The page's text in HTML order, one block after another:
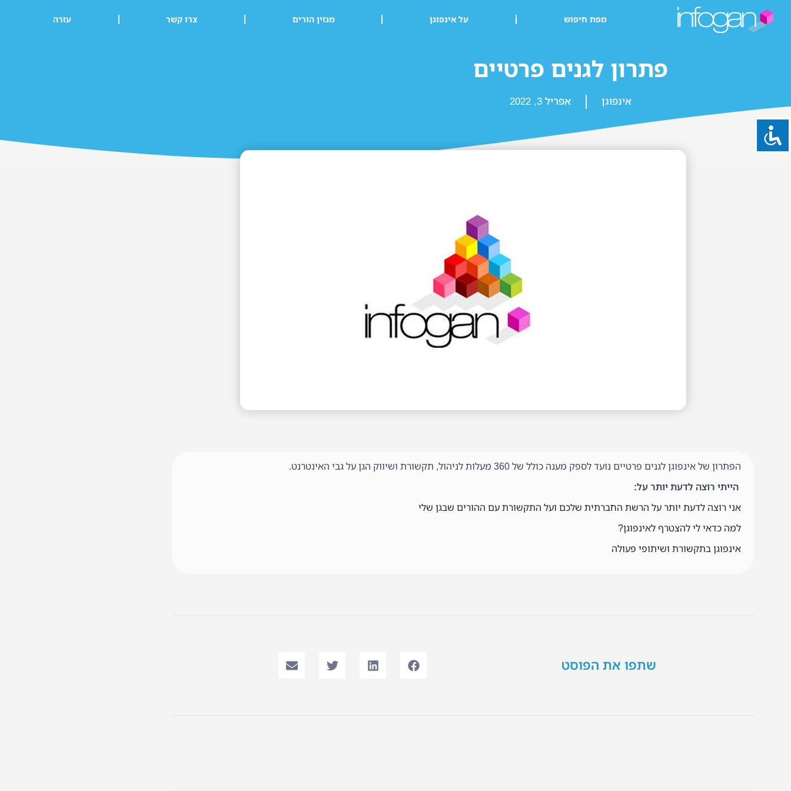
מפת חיפוש על אינפוגן מגזין הורים צרו קשר עזרה
פתרון לגנים פרטיים
אינפוגן אפריל 3, 2022
הפתרון של אינפוגן לגנים פרטיים נועד לספק מענה כולל של 360 מעלות לניהול, תקשורת ושיווק הגן על גבי האינטרנט.
הייתי רוצה לדעת יותר על:
אני רוצה לדעת יותר על הרשת החברתית שלכם ועל התקשורת עם ההורים שבגן שלי
למה כדאי לי להצטרף לאינפוגן?
אינפוגן בתקשורת ושיתופי פעולה
שתפו את הפוסט